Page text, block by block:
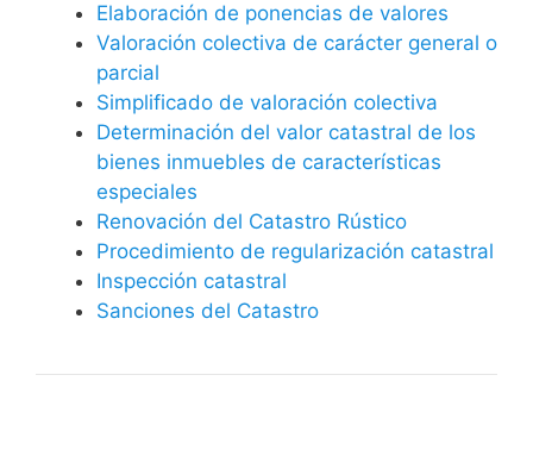
Elaboración de ponencias de valores
Valoración colectiva de carácter general o
parcial
Simplificado de valoración colectiva
Determinación del valor catastral de los
bienes inmuebles de características
especiales
Renovación del Catastro Rústico
Procedimiento de regularización catastral
Inspección catastral
Sanciones del Catastro